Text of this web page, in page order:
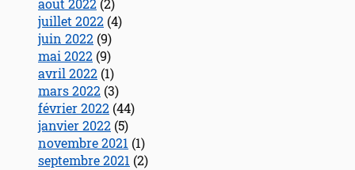
août 2022 (2)
juillet 2022 (4)
juin 2022 (9)
mai 2022 (9)
avril 2022 (1)
mars 2022 (3)
février 2022 (44)
janvier 2022 (5)
novembre 2021 (1)
septembre 2021 (2)